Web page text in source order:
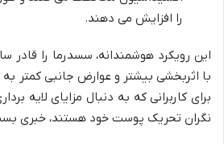
را افزایش می دهند.
این رویکرد هوشمندانه، سسدرما را قادر
با اثربخشی بیشتر و عوارض جانبی کمتر به
برای کاربرانی که به دنبال مزایای لایه
نگران تحریک پوست خود هستند، خبری